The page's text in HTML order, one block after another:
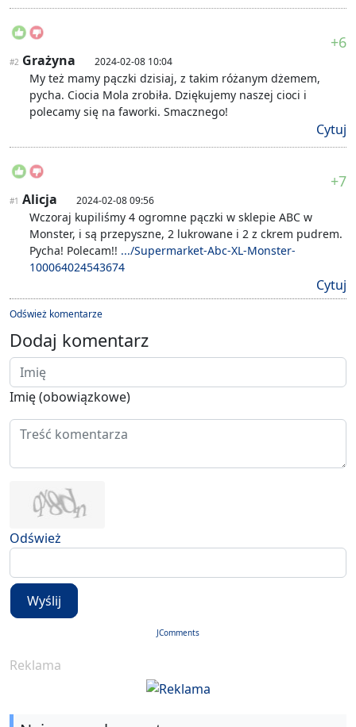
+6
#2 Grażyna 2024-02-08 10:04
My też mamy pączki dzisiaj, z takim różanym dżemem,
pycha. Ciocia Mola zrobiła. Dziękujemy naszej cioci i
polecamy się na faworki. Smacznego!
Cytuj
+7
#1 Alicja 2024-02-08 09:56
Wczoraj kupiliśmy 4 ogromne pączki w sklepie ABC w
Monster, i są przepyszne, 2 lukrowane i 2 z ckrem pudrem.
Pycha! Polecam!! .../Supermarket-Abc-XL-Monster-
100064024543674
Cytuj
Odśwież komentarze
Dodaj komentarz
Imię (obowiązkowe)
Odśwież
Wyślij
JComments
Reklama